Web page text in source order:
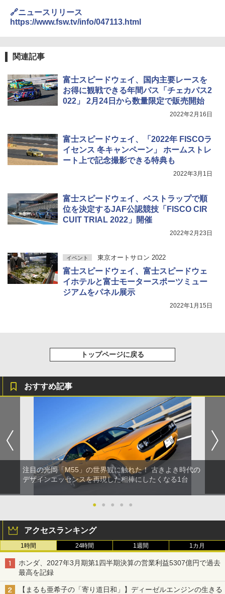
🔗ニュースリリース
https://www.fsw.tv/info/047113.html
関連記事
富士スピードウェイ、国内主要レースを
お得に観戦できる年間パス「チェカパス2
022」 2月24日から数量限定で販売開始
2022年2月16日
富士スピードウェイ、「2022年 FISCOラ
イセンス 冬キャンペーン」 ホームストレ
ート上で記念撮影できる特典も
2022年3月1日
富士スピードウェイ、ベストラップで順
位を決定するJAF公認競技「FISCO CIR
CUIT TRIAL 2022」開催
2022年2月23日
イベント 東京オートサロン 2022
富士スピードウェイ、富士スピードウェ
イホテルと富士モータースポーツミュー
ジアムをパネル展示
2022年1月15日
トップページに戻る
おすすめ記事
注目の光岡「M55」の世界観に触れた！ 古きよき時代の
デザインエッセンスを再現した相棒にしたくなる1台
● ● ● ● ●
アクセスランキング
1時間 24時間 1週間 1カ月
ホンダ、2027年3月期第1四半期決算の営業利益5307億円で過去
最高を記録
【まるも亜希子の「寄り道日和」】ディーゼルエンジンの生きる